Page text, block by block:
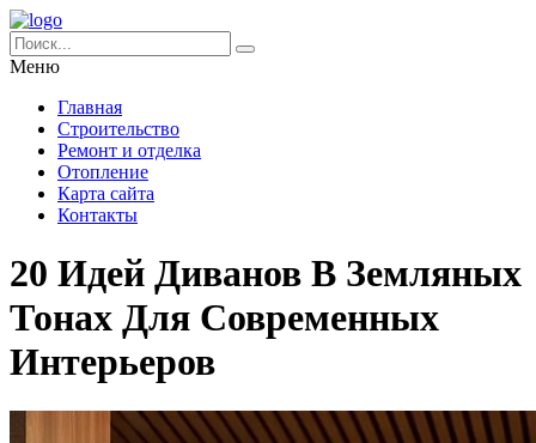
Меню
Главная
Строительство
Ремонт и отделка
Отопление
Карта сайта
Контакты
20 Идей Диванов В Земляных
Тонах Для Современных
Интерьеров